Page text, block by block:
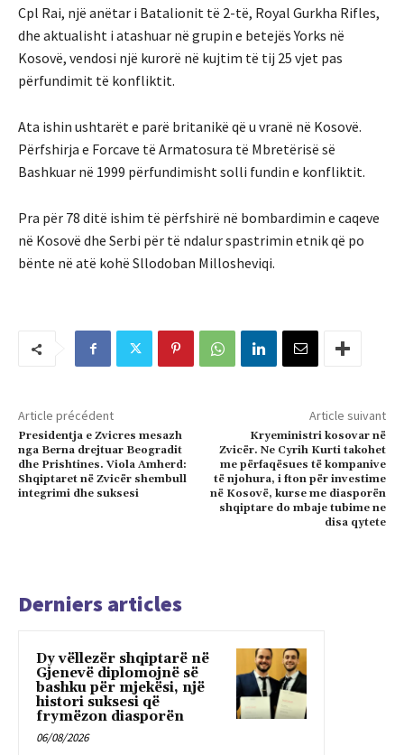
Cpl Rai, një anëtar i Batalionit të 2-të, Royal Gurkha Rifles,
dhe aktualisht i atashuar në grupin e betejës Yorks në
Kosovë, vendosi një kurorë në kujtim të tij 25 vjet pas
përfundimit të konfliktit.
Ata ishin ushtarët e parë britanikë që u vranë në Kosovë.
Përfshirja e Forcave të Armatosura të Mbretërisë së
Bashkuar në 1999 përfundimisht solli fundin e konfliktit.
Pra për 78 ditë ishim të përfshirë në bombardimin e caqeve
në Kosovë dhe Serbi për të ndalur spastrimin etnik që po
bënte në atë kohë Sllodoban Millosheviqi.
Article précédent
Presidentja e Zvicres mesazh
nga Berna drejtuar Beogradit
dhe Prishtines. Viola Amherd:
Shqiptaret në Zvicër shembull
integrimi dhe suksesi
Article suivant
Kryeministri kosovar në
Zvicër. Ne Cyrih Kurti takohet
me përfaqësues të kompanive
të njohura, i fton për investime
në Kosovë, kurse me diasporën
shqiptare do mbaje tubime ne
disa qytete
Derniers articles
Dy vëllezër shqiptarë në
Gjenevë diplomojnë së
bashku për mjekësi, një
histori suksesi që
frymëzon diasporën
06/08/2026